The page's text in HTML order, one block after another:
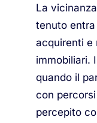
La
tenuto
acquirenti e
immobiliari.
quando il
con
percepito